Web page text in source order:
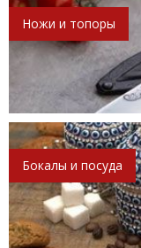
Ножи и топоры
Бокалы и посуда